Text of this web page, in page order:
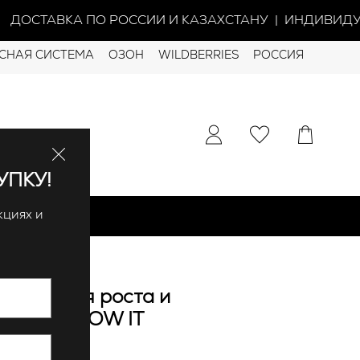
ПО РОССИИ И КАЗАХСТАНУ |
СИСТЕМА ОЗОН WILDBERRIES РОССИЯ
для роста и
GROW IT
и